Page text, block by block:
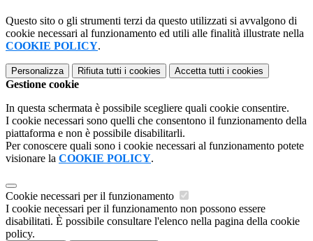
Questo sito o gli strumenti terzi da questo utilizzati si avvalgono di
cookie necessari al funzionamento ed utili alle finalità illustrate nella
COOKIE POLICY.
Personalizza Rifiuta tutti i cookies Accetta tutti i cookies
Gestione cookie
In questa schermata è possibile scegliere quali cookie consentire.
I cookie necessari sono quelli che consentono il funzionamento della
piattaforma e non è possibile disabilitarli.
Per conoscere quali sono i cookie necessari al funzionamento potete
visionare la COOKIE POLICY.
Cookie necessari per il funzionamento
I cookie necessari per il funzionamento non possono essere
disabilitati. È possibile consultare l'elenco nella pagina della cookie
policy.